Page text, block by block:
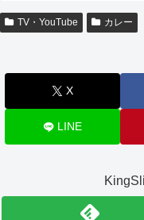
TV・YouTube カレー
X
LINE